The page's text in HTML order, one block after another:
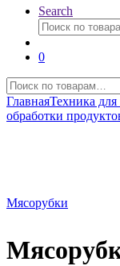
Search
Искать:
0
Искать:
ГлавнаяТехника
обработки
Мясорубки